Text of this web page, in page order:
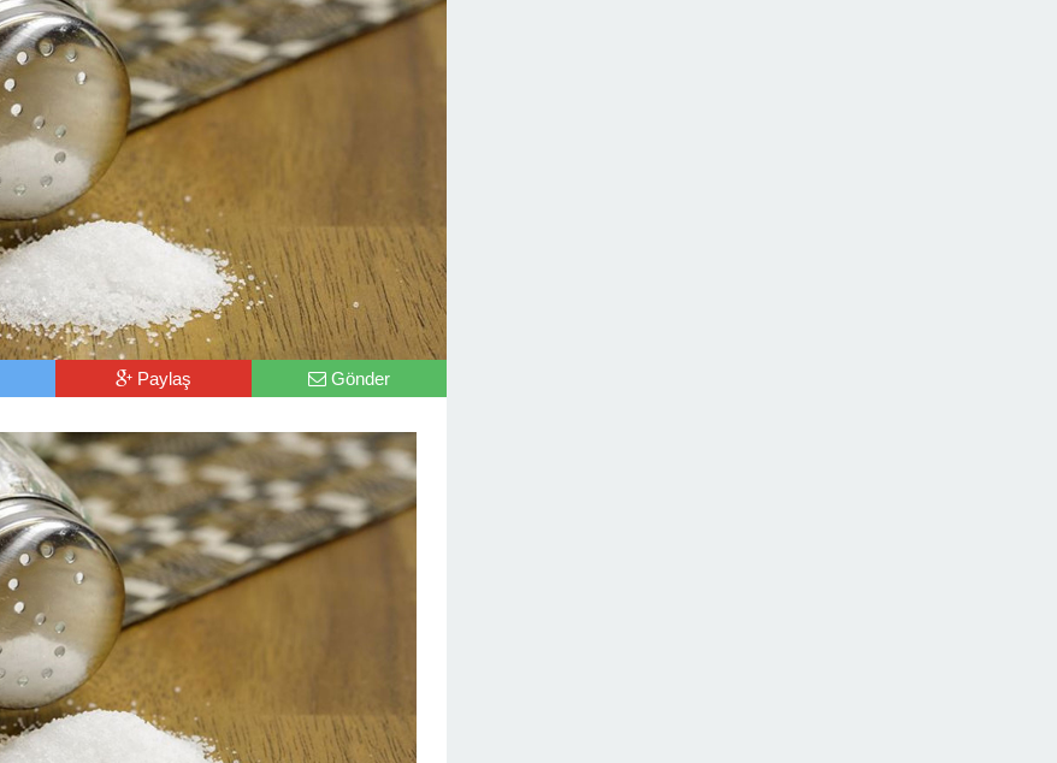
Paylaş Gönder